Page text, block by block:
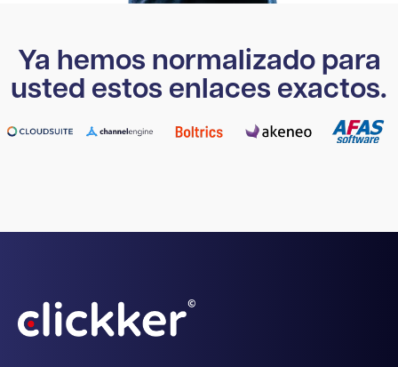
Ya hemos normalizado para
usted estos enlaces exactos.